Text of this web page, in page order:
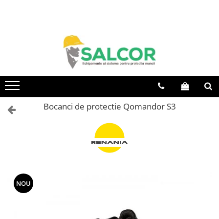
Articole unica folosinta
Camasi
Hanorace
Imbracaminte Femei
Bocanci de protectie Qomandor S3
NOU